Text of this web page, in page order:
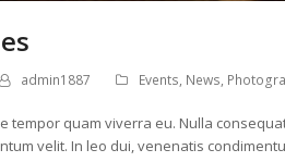
admin1887 Events, News,
tempor quam viverra eu. Nulla
velit. In leo dui, venenatis